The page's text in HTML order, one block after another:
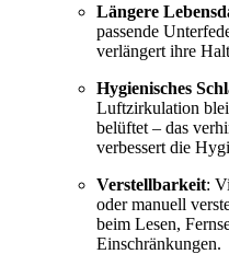
Längere
passende
verlängert ihre
Hygienisches
Luftzirkulation
belüftet – das
verbessert die
Verstellbarkeit:
oder manuell
beim Lesen,
Einschränkungen.